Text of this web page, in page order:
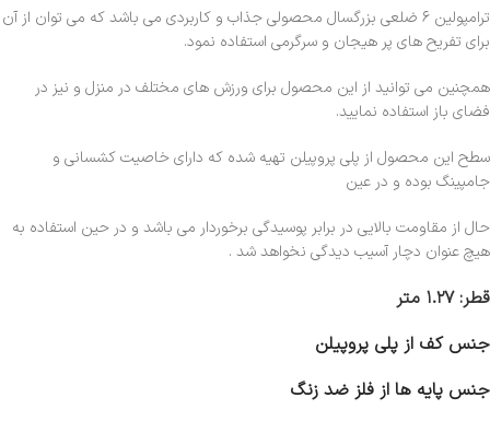
ترامپولین ۶ ضلعی بزرگسال محصولی جذاب و کاربردی می باشد که می توان از آن
برای تفریح های پر هیجان و سرگرمی استفاده نمود.
همچنین می توانید از این محصول برای ورزش های مختلف در منزل و نیز در
فضای باز استفاده نمایید.
سطح این محصول از پلی پروپیلن تهیه شده که دارای خاصیت کشسانی و
جامپینگ بوده و در عین
حال از مقاومت بالایی در برابر پوسیدگی برخوردار می باشد و در حین استفاده به
هیچ عنوان دچار آسیب دیدگی نخواهد شد .
قطر: ۱.۲۷ متر
جنس کف از پلی پروپیلن
جنس پایه ها از فلز ضد زنگ